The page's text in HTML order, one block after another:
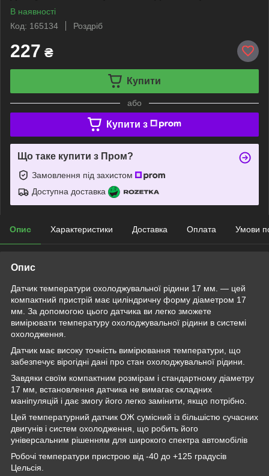
В наявності
Код: 165134
Роздріб
227 ₴
Купити
або
Купити з
Що таке купити з Пром?
Замовлення під захистом
Доступна доставка
Опис Характеристики Доставка Оплата Умови
Опис
Датчик температури охолоджувальної рідини 17 мм. — цей
компактний пристрій має циліндричну форму діаметром 17
мм. За допомогою цього датчика ви легко зможете
вимірювати температуру охолоджувальної рідини в системі
охолодження.
Датчик має високу точність вимірювання температури, що
забезпечує вірогідні дані про стан охолоджувальної рідини.
Завдяки своїм компактним розмірам і стандартному діаметру
17 мм, встановлення датчика не вимагає складних
маніпуляцій і дає змогу його легко замінити, якщо потрібно.
Цей температурний датчик ОЖ сумісний із більшістю сучасних
двигунів і систем охолодження, що робить його
універсальним рішенням для широкого спектра автомобілів
Робочі температури пристрою від -40 до +125 градусів
Цельсія.